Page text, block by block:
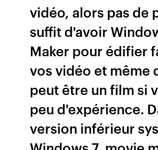
vidéo, alors pas de
suffit d'avoir
Maker pour édifier
vos vidéo et même
peut être un film si
peu d'expérience.
version inférieur